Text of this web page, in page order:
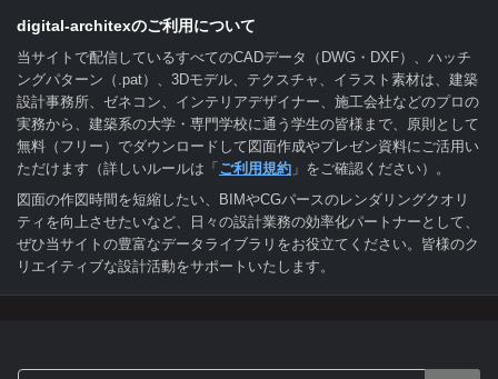
digital-architexのご利用について
当サイトで配信しているすべてのCADデータ（DWG・DXF）、ハッチ
ングパターン（.pat）、3Dモデル、テクスチャ、イラスト素材は、建築
設計事務所、ゼネコン、インテリアデザイナー、施工会社などのプロの
実務から、建築系の大学・専門学校に通う学生の皆様まで、原則として
無料（フリー）でダウンロードして図面作成やプレゼン資料にご活用い
ただけます（詳しいルールは「ご利用規約 」をご確認ください）。
図面の作図時間を短縮したい、BIMやCGパースのレンダリングクオリ
ティを向上させたいなど、日々の設計業務の効率化パートナーとして、
ぜひ当サイトの豊富なデータライブラリをお役立てください。皆様のク
リエイティブな設計活動をサポートいたします。